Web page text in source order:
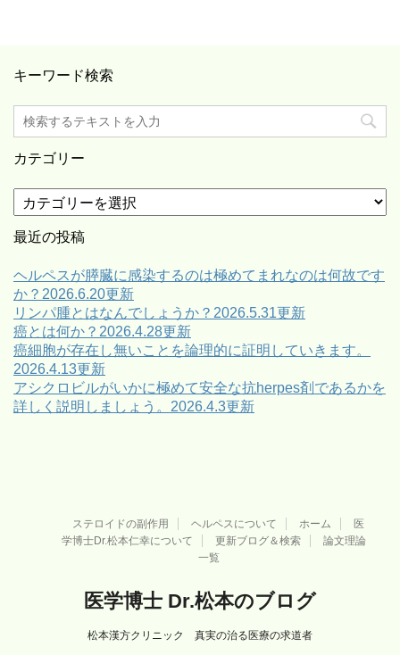
キーワード検索
カテゴリー
テ
ゴ
ー
最近の投稿
ヘルペスが膵臓に感染するのは極めてまれなのは何故です
か？2026.6.20更新
リンパ腫とはなんでしょうか？2026.5.31更新
癌とは何か？2026.4.28更新
癌細胞が存在し無いことを論理的に証明していきます。
2026.4.13更新
アシクロビルがいかに極めて安全な抗herpes剤であるかを
詳しく説明しましょう。2026.4.3更新
ステロイドの副作用 ヘルペスについて ホーム
医
学博士Dr.松本仁幸について
更新ブログ＆検索
論文理論
一覧
医学博士 Dr.松本のブログ
松本漢方クリニック 真実の治る医療の求道者